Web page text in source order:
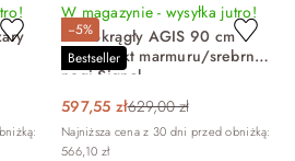
−5%
Bestseller
W magazynie - wysyłka jutro!
Stół okrągły AGIS 90 cm
biały efekt marmuru/srebrne
nogi Signal
597,55 zł629,00 zł
Najniższa cena z 30 dni przed obniżką:
566,10 zł